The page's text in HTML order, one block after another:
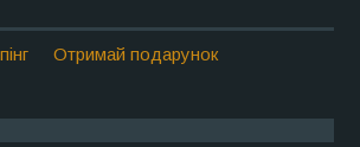
Отримай подарунок